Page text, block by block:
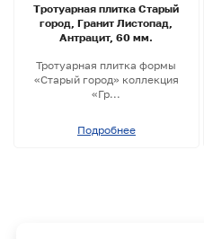
Тротуарная плитка Старый
город, Гранит Листопад,
Антрацит, 60 мм.
Тротуарная плитка формы
«Старый город» коллекция
«Гр...
Подробнее